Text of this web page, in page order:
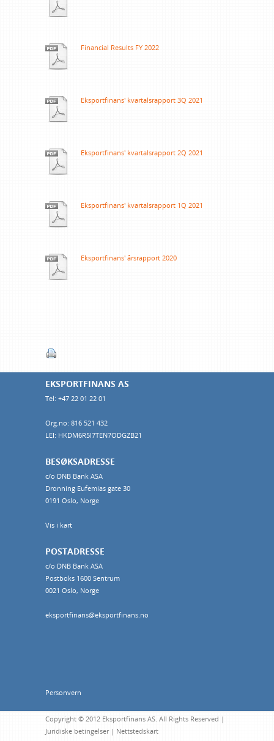
Financial Results FY 2022
Eksportfinans' kvartalsrapport 3Q 2021
Eksportfinans' kvartalsrapport 2Q 2021
Eksportfinans' kvartalsrapport 1Q 2021
Eksportfinans' årsrapport 2020
EKSPORTFINANS AS
Tel: +47 22 01 22 01
Org.no: 816 521 432
LEI: HKDM6R5I7TEN7ODGZB21
BESØKSADRESSE
c/o DNB Bank ASA
Dronning Eufemias gate 30
0191 Oslo, Norge
Vis i kart
POSTADRESSE
c/o DNB Bank ASA
Postboks 1600 Sentrum
0021 Oslo, Norge
eksportfinans@eksportfinans.no
Personvern
Copyright © 2012 Eksportfinans AS. All Rights Reserved |
Juridiske betingelser| Nettstedskart